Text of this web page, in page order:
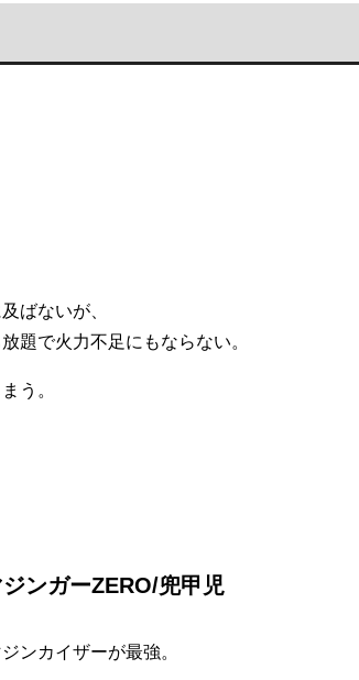
ばないが、
題で火力不足にもならない。
う。
ンガーZERO/兜甲児
ンカイザーが最強。